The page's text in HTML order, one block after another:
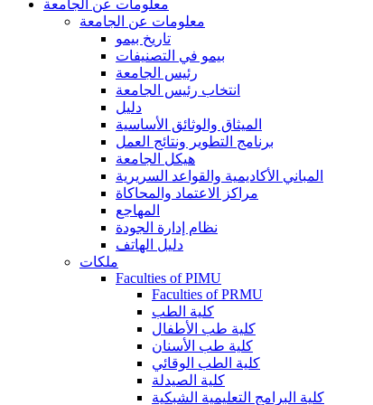
معلومات عن الجامعة
معلومات عن الجامعة
تاريخ بيمو
بيمو في التصنيفات
رئيس الجامعة
انتخاب رئيس الجامعة
دليل
الميثاق والوثائق الأساسية
برنامج التطوير ونتائج العمل
هيكل الجامعة
المباني الأكاديمية والقواعد السريرية
مراكز الاعتماد والمحاكاة
المهاجع
نظام إدارة الجودة
دليل الهاتف
ملكات
Faculties of PIMU
Faculties of PRMU
كلية الطب
كلية طب الأطفال
كلية طب الأسنان
كلية الطب الوقائي
كلية الصيدلة
كلية البرامج التعليمية الشبكية